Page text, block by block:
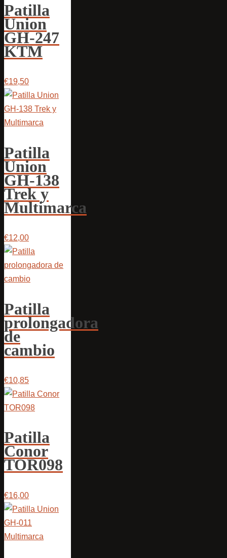
Patilla
Union
GH-247
KTM
€19,50
Patilla
Union
GH-138
Trek y
Multimarca
€12,00
Patilla
prolongadora
de
cambio
€10,85
Patilla
Conor
TOR098
€16,00